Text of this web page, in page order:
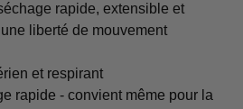
rapide, extensible et
liberté de mouvement
et respirant
rapide - convient même pour la